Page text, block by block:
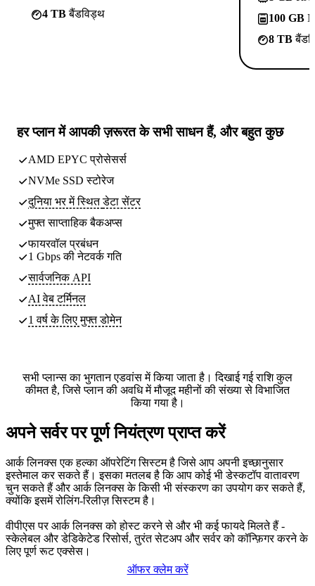
4 TBबैंडविड्थ
100 GB
8 TB
हर प्लान मेंआपकी ज़रूरत के सभी साधनहैं, और बहुत कुछ
AMD EPYC प्रोसेसर्स
NVMe SSD स्टोरेज
दुनिया भर में स्थितडेटा सेंटर
मुफ्त साप्ताहिकबैकअप्स
फायरवॉल प्रबंधन
1 Gbps की नेटवर्क गति
सार्वजनिक API
AI वेब टर्मिनल
1 वर्ष के लिए मुफ्त डोमेन
सभी प्लान्स का भुगतान एडवांस में किया जाता है। दिखाई गई राशि कुल
कीमत है, जिसे प्लान की अवधि में मौजूद महीनों की संख्या से विभाजित
किया गया है।
अपने सर्वर पर पूर्ण नियंत्रण प्राप्त करें
आर्क लिनक्स एक हल्का ऑपरेटिंग सिस्टम है जिसे आप अपनी इच्छानुसार
इस्तेमाल कर सकते हैं। इसका मतलब है कि आप कोई भी डेस्कटॉप वातावरण
चुन सकते हैं और आर्क लिनक्स के किसी भी संस्करण का उपयोग कर सकते हैं,
क्योंकि इसमें रोलिंग-रिलीज़ सिस्टम है।
वीपीएस पर आर्क लिनक्स को होस्ट करने से और भी कई फायदे मिलते हैं -
स्केलेबल और डेडिकेटेड रिसोर्स, तुरंत सेटअप और सर्वर को कॉन्फ़िगर करने के
लिए पूर्ण रूट एक्सेस।
ऑफर क्लेम करें